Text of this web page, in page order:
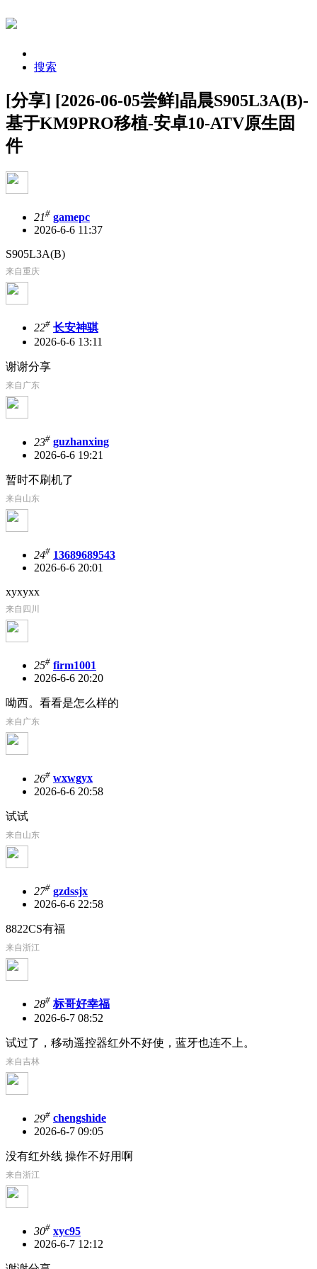
搜索
[分享] [2026-06-05尝鲜]晶晨S905L3A(B)-
基于KM9PRO移植-安卓10-ATV原生固
件
21# gamepc
2026-6-6 11:37
S905L3A(B)
来自重庆
22# 长安神骐
2026-6-6 13:11
谢谢分享
来自广东
23# guzhanxing
2026-6-6 19:21
暂时不刷机了
来自山东
24# 13689689543
2026-6-6 20:01
xyxyxx
来自四川
25# firm1001
2026-6-6 20:20
呦西。看看是怎么样的
来自广东
26# wxwgyx
2026-6-6 20:58
试试
来自山东
27# gzdssjx
2026-6-6 22:58
8822CS有福
来自浙江
28# 标哥好幸福
2026-6-7 08:52
试过了，移动遥控器红外不好使，蓝牙也连不上。
来自吉林
29# chengshide
2026-6-7 09:05
没有红外线 操作不好用啊
来自浙江
30# xyc95
2026-6-7 12:12